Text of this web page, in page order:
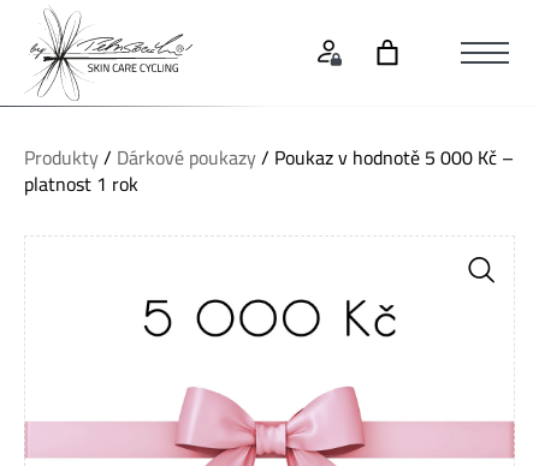
Produkty/ Dárkové poukazy/ Poukaz v hodnotě 5 000 Kč –
platnost 1 rok